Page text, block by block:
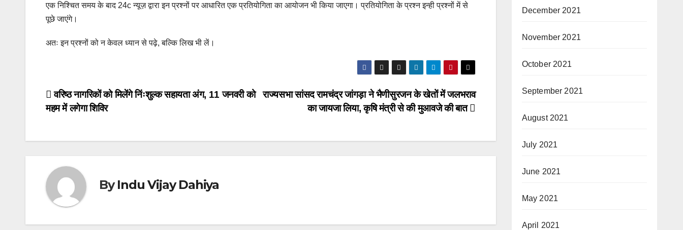
एक निश्चित समय के बाद 24c न्यूज़ द्वारा इन प्रश्नों पर आधारित एक प्रतियोगिता का आयोजन भी किया जाएगा। प्रतियोगिता के प्रश्न इन्ही प्रश्नों में से
पूछे जाएंगे।
अतः इन प्रश्नों को न केवल ध्यान से पढ़े, बल्कि लिख भी लें।
Post
navigation
राज्यसभा सांसद रामचंद्र जांगड़ा ने भैणीसुरजन के खेतों में जलभराव
का जायजा लिया, कृषि मंत्री से की मुआवजे की बात
वरिष्ठ नागरिकों को मिलेंगे निंःशुल्क सहायता अंग, 11 जनवरी को
महम में लगेगा शिविर
ByIndu Vijay Dahiya
December 2021
November 2021
October 2021
September 2021
August 2021
July 2021
June 2021
May 2021
April 2021